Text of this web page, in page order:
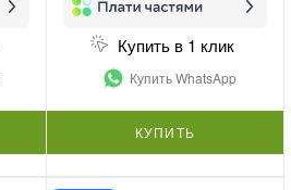
Купить в 1 клик
Купить WhatsApp
КУПИТЬ